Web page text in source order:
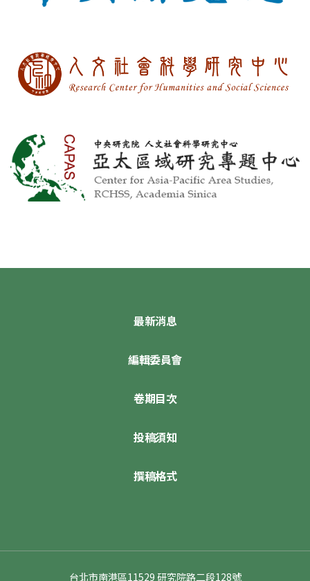
最新消息
編輯委員會
卷期目次
投稿須知
撰稿格式
台北市南港區11529 研究院路二段128號